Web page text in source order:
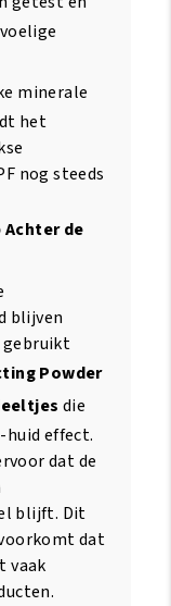
minerale
het
nog steeds
Achter de
blijven
gebruikt
Powder
die
huid effect.
dat de
blijft. Dit
dat
vaak